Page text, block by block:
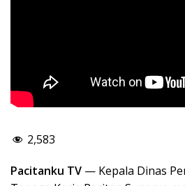
2,583
Pacitanku TV — Kepala Dinas